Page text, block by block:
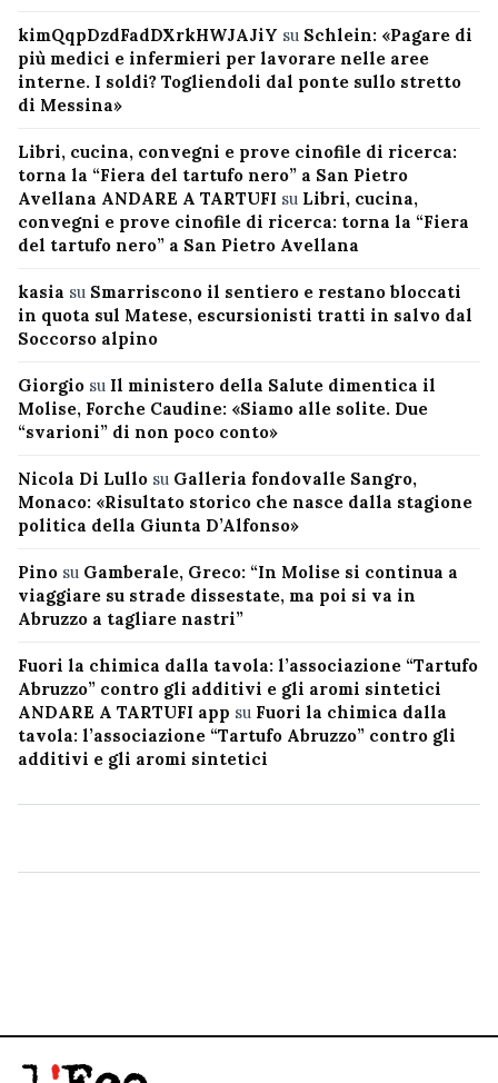
kimQqpDzdFadDXrkHWJAJiY su Schlein: «Pagare di
più medici e infermieri per lavorare nelle aree
interne. I soldi? Togliendoli dal ponte sullo stretto
di Messina»
Libri, cucina, convegni e prove cinofile di ricerca:
torna la “Fiera del tartufo nero” a San Pietro
Avellana ANDARE A TARTUFI su Libri, cucina,
convegni e prove cinofile di ricerca: torna la “Fiera
del tartufo nero” a San Pietro Avellana
kasia su Smarriscono il sentiero e restano bloccati
in quota sul Matese, escursionisti tratti in salvo dal
Soccorso alpino
Giorgio su Il ministero della Salute dimentica il
Molise, Forche Caudine: «Siamo alle solite. Due
“svarioni” di non poco conto»
Nicola Di Lullo su Galleria fondovalle Sangro,
Monaco: «Risultato storico che nasce dalla stagione
politica della Giunta D’Alfonso»
Pino su Gamberale, Greco: “In Molise si continua a
viaggiare su strade dissestate, ma poi si va in
Abruzzo a tagliare nastri”
Fuori la chimica dalla tavola: l’associazione “Tartufo
Abruzzo” contro gli additivi e gli aromi sintetici
ANDARE A TARTUFI app su Fuori la chimica dalla
tavola: l’associazione “Tartufo Abruzzo” contro gli
additivi e gli aromi sintetici